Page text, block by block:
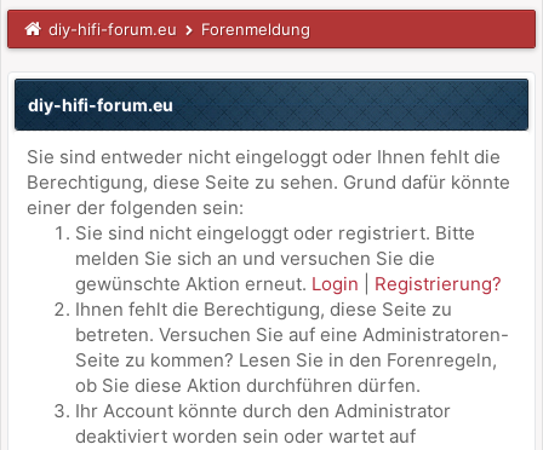
diy-hifi-forum.eu Forenmeldung
diy-hifi-forum.eu
Sie sind entweder nicht eingeloggt oder Ihnen fehlt die
Berechtigung, diese Seite zu sehen. Grund dafür könnte
einer der folgenden sein:
Sie sind nicht eingeloggt oder registriert. Bitte
melden Sie sich an und versuchen Sie die
gewünschte Aktion erneut. Login
Registrierung?
Ihnen fehlt die Berechtigung, diese Seite zu
betreten. Versuchen Sie auf eine Administratoren-
Seite zu kommen? Lesen Sie in den Forenregeln,
ob Sie diese Aktion durchführen dürfen.
Ihr Account könnte durch den Administrator
deaktiviert worden sein oder wartet auf